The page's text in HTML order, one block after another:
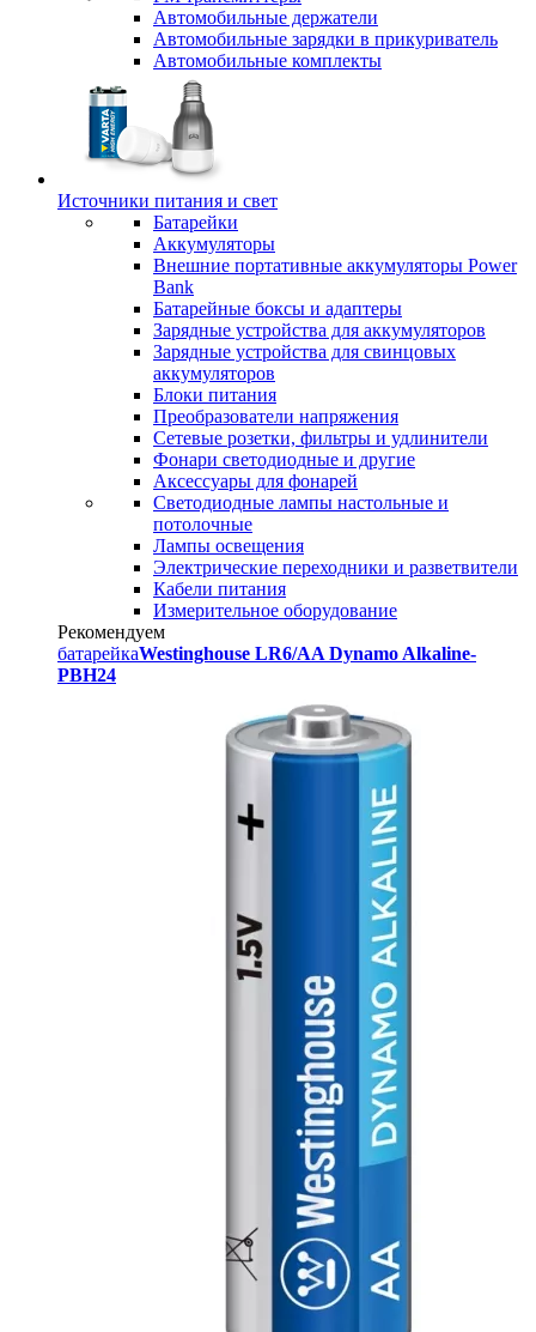
Автомобильные держатели
Автомобильные зарядки в прикуриватель
Автомобильные комплекты
Источники питания и свет
Батарейки
Аккумуляторы
Внешние портативные аккумуляторы Power
Bank
Батарейные боксы и адаптеры
Зарядные устройства для аккумуляторов
Зарядные устройства для свинцовых
аккумуляторов
Блоки питания
Преобразователи напряжения
Сетевые розетки, фильтры и удлинители
Фонари светодиодные и другие
Аксессуары для фонарей
Светодиодные лампы настольные и
потолочные
Лампы освещения
Электрические переходники и разветвители
Кабели питания
Измерительное оборудование
Рекомендуем
батарейкаWestinghouse LR6/AA Dynamo Alkaline-
PBH24